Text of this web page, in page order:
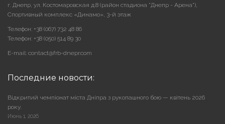
г. Днепр, ул. Костомаровская д.8 (район стадиона "Днепр - Арена"),
Cпортивный комплекс «Динамо», 3-й этаж
Телефон: +38 (067) 732 48 86
Телефон: +38 (050) 514 89 30
E-mail: contact@frb-dnepr.com
Последние новости:
Відкритий чемпіонат міста Дніпра з рукопашного бою — квітень 2026
року.
Июнь 1, 2026